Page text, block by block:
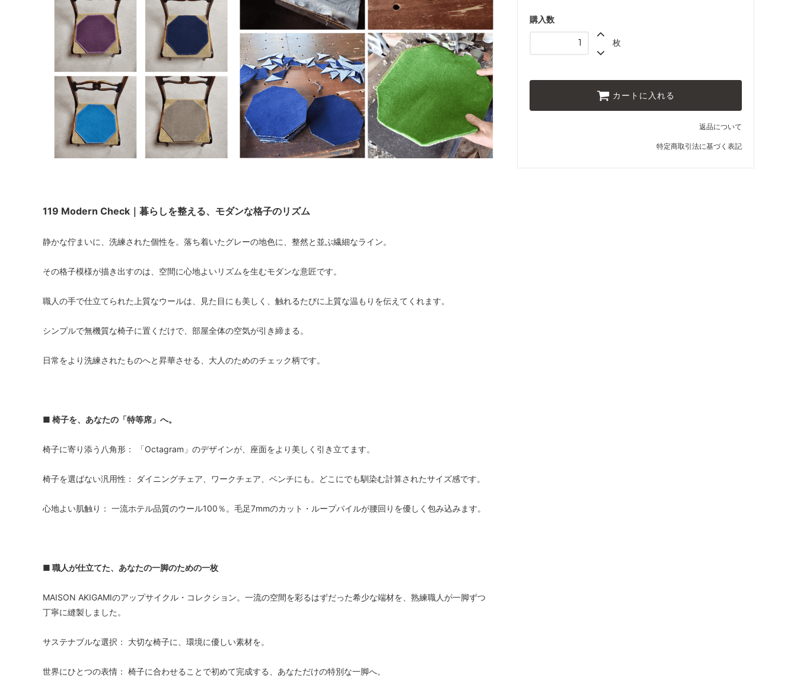
購入数
枚
カートに入れる
返品について
特定商取引法に基づく表記
119 Modern Check｜暮らしを整える、モダンな格子のリズム
静かな佇まいに、洗練された個性を。落ち着いたグレーの地色に、整然と並ぶ繊細なライン。
その格子模様が描き出すのは、空間に心地よいリズムを生むモダンな意匠です。
職人の手で仕立てられた上質なウールは、見た目にも美しく、触れるたびに上質な温もりを伝えてくれます。
シンプルで無機質な椅子に置くだけで、部屋全体の空気が引き締まる。
日常をより洗練されたものへと昇華させる、大人のためのチェック柄です。
■ 椅子を、あなたの「特等席」へ。
椅子に寄り添う八角形： 「Octagram」のデザインが、座面をより美しく引き立てます。
椅子を選ばない汎用性： ダイニングチェア、ワークチェア、ベンチにも。どこにでも馴染む計算されたサイズ感です。
心地よい肌触り： 一流ホテル品質のウール100％。毛足7mmのカット・ループパイルが腰回りを優しく包み込みます。
■ 職人が仕立てた、あなたの一脚のための一枚
MAISON AKIGAMIのアップサイクル・コレクション。一流の空間を彩るはずだった希少な端材を、熟練職人が一脚ずつ
丁寧に縫製しました。
サステナブルな選択： 大切な椅子に、環境に優しい素材を。
世界にひとつの表情： 椅子に合わせることで初めて完成する、あなただけの特別な一脚へ。